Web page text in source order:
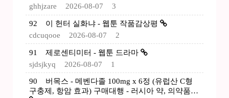
ghhjzare
2026-08-07 3
92
이 헌터 실화냐 - 웹툰 작품감상평
cdcuqooe
2026-08-07 2
91
제로센티미터 - 웹툰 드라마
sjdsjkyq
2026-08-07 1
90
버목스 - 메벤다졸 100mg x 6정 (유럽산 C형
구충제, 항암 효과) 구매대행 - 러시아 약, 의약품…